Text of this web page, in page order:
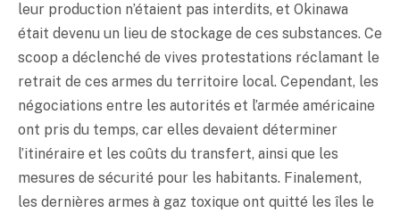
leur production n’étaient pas interdits, et Okinawa
était devenu un lieu de stockage de ces substances. Ce
scoop a déclenché de vives protestations réclamant le
retrait de ces armes du territoire local. Cependant, les
négociations entre les autorités et l’armée américaine
ont pris du temps, car elles devaient déterminer
l’itinéraire et les coûts du transfert, ainsi que les
mesures de sécurité pour les habitants. Finalement,
les dernières armes à gaz toxique ont quitté les îles le